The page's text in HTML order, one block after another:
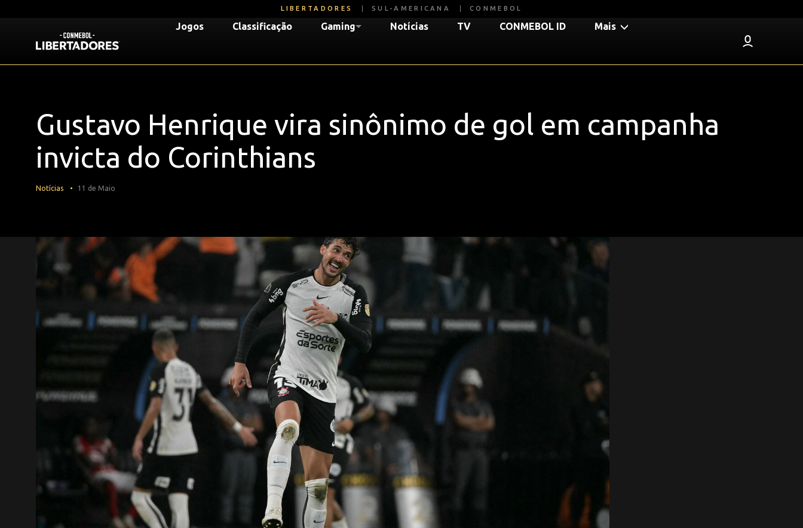
conteúdo
principal
LIBERTADORES SUL-AMERICANA CONMEBOL
Libertadores
Navigation
Jogos Classificação Gaming Notícias TV CONMEBOL ID Mais
Notícias
Gustavo Henrique vira sinônimo de gol em campanha
invicta do Corinthians
11 de Maio